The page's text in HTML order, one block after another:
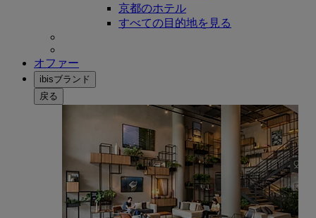
京都のホテル
すべての目的地を見る
オファー
ibisブランド
戻る